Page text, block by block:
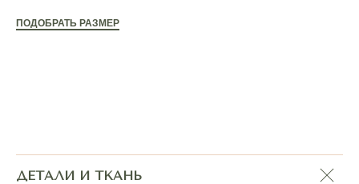
ПОДОБРАТЬ РАЗМЕР
ДЕТАЛИ И ТКАНЬ